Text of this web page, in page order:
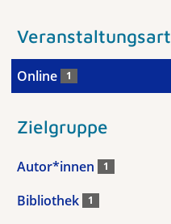
Veranstaltungsart
Online 1
Zielgruppe
Autor*innen 1
Bibliothek 1